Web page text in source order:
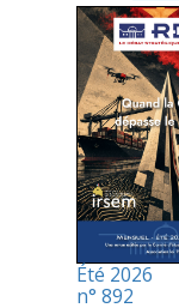
Été 2026
n° 892